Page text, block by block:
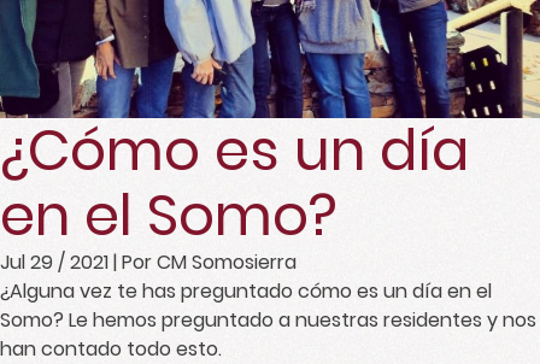
¿Cómo es un día
en el Somo?
Jul 29 / 2021| Por CM Somosierra
¿Alguna vez te has preguntado cómo es un día en el
Somo? Le hemos preguntado a nuestras residentes y nos
han contado todo esto.